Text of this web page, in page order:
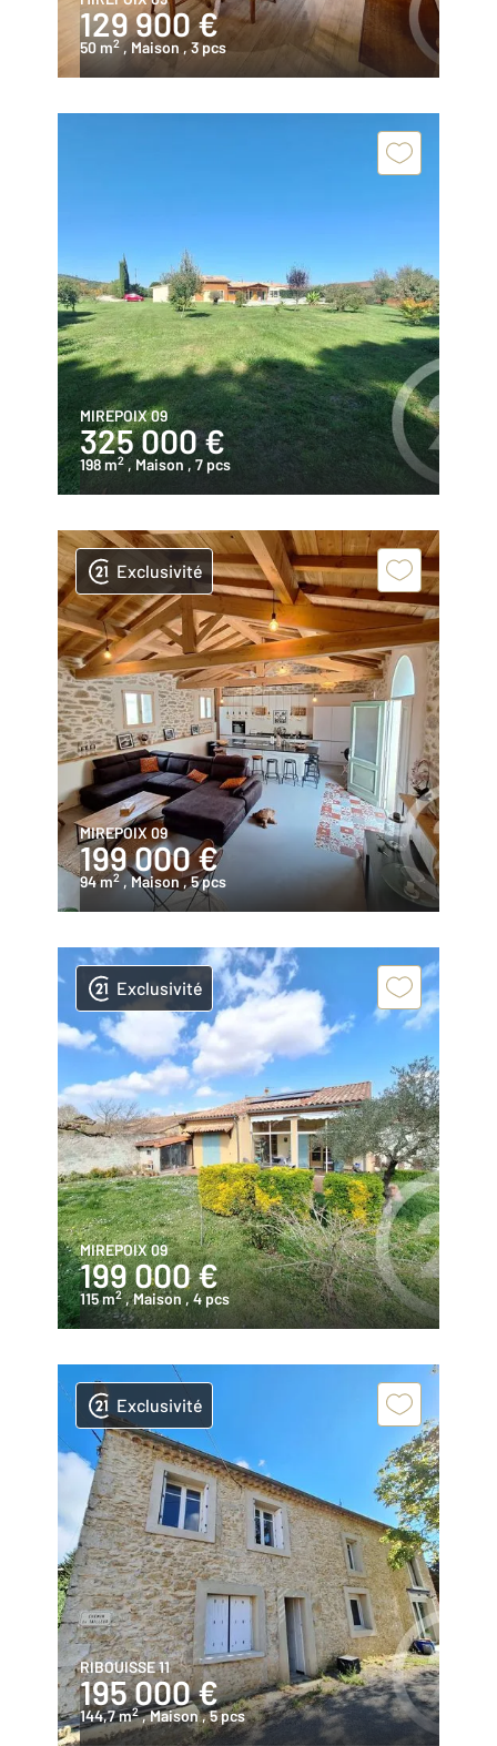
129 900 €
50 m2 , Maison , 3 pcs
MIREPOIX 09
325 000 €
198 m2 , Maison , 7 pcs
Exclusivité
MIREPOIX 09
199 000 €
94 m2 , Maison, 5 pcs
Exclusivité
MIREPOIX 09
199 000 €
115 m2 , Maison, 4 pcs
Exclusivité
RIBOUISSE 11
195 000 €
144,7 m2 , Maison, 5 pcs